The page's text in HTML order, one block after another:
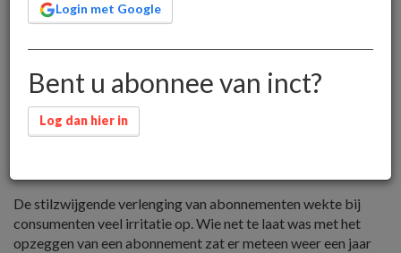
gekomen aan de stilzwijgende verlenging van
abonnementen. Consumenten kunnen nu per drie
maanden hun kranten of tijdschriftabonnement
opzeggen. Wat houdt de wet precies in en wat betekent
De stilzwijgende verlenging van abonnementen wekte bij
consumenten veel irritatie op. Wie net te laat was met het
opzeggen van een abonnement zat er meteen weer een jaar
Login met Google
Bent u abonnee van inct?
Log dan hier in